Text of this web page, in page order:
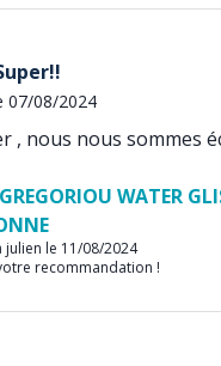
07/08/2024
, nous nous sommes
WATER
le 11/08/2024
recommandation !